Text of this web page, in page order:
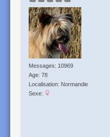
Messages: 10969
Age: 78
Localisation: Normandie
Sexe: